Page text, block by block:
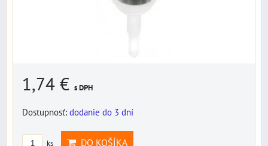
1,74 € s DPH
Dostupnosť: dodanie do 3 dní
ks DO KOŠÍKA